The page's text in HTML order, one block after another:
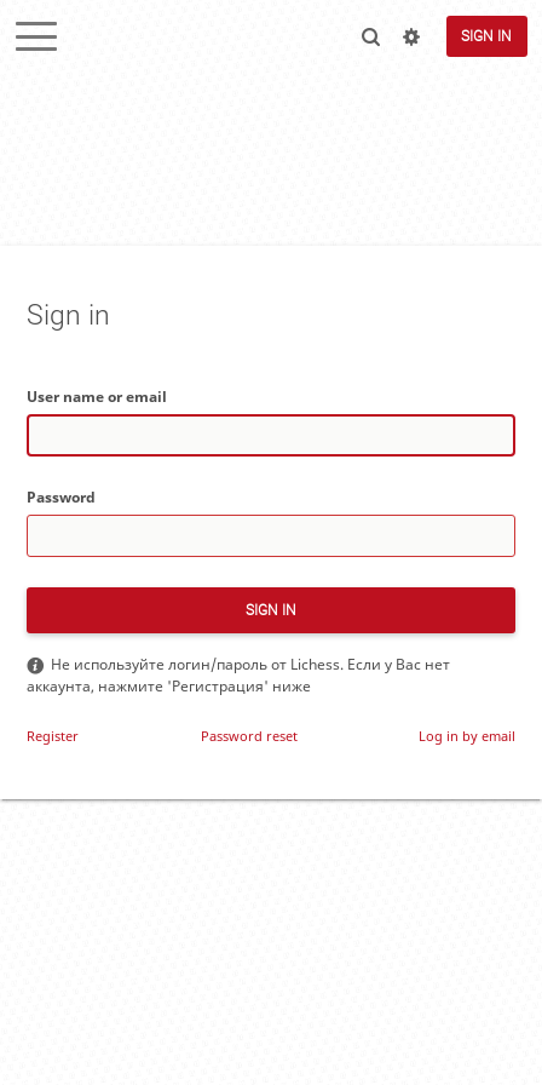
SIGN IN
Sign in
User name or email
Password
SIGN IN
Не используйте логин/пароль от Lichess. Если у Вас нет
аккаунта, нажмите 'Регистрация' ниже
Register Password reset Log in by email